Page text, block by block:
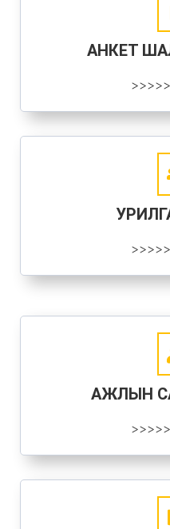
АНКЕТ
АЖЛЫН